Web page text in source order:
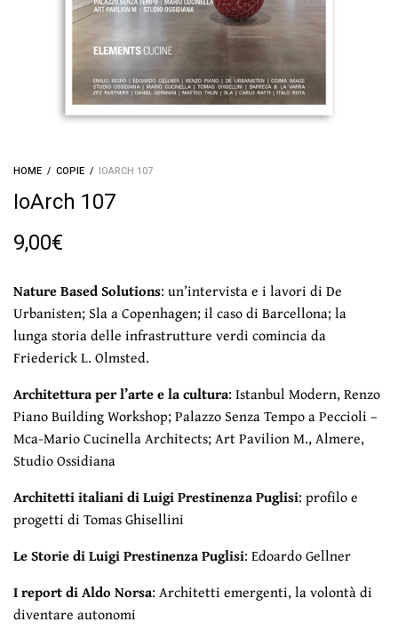
HOME / COPIE / IOARCH 107
IoArch 107
9,00€
Nature Based Solutions: un’intervista e i lavori di De
Urbanisten; Sla a Copenhagen; il caso di Barcellona; la
lunga storia delle infrastrutture verdi comincia da
Friederick L. Olmsted.
Architettura per l’arte e la cultura: Istanbul Modern, Renzo
Piano Building Workshop; Palazzo Senza Tempo a Peccioli –
Mca-Mario Cucinella Architects; Art Pavilion M., Almere,
Studio Ossidiana
Architetti italiani di Luigi Prestinenza Puglisi: profilo e
progetti di Tomas Ghisellini
Le Storie di Luigi Prestinenza Puglisi: Edoardo Gellner
I report di Aldo Norsa: Architetti emergenti, la volontà di
diventare autonomi